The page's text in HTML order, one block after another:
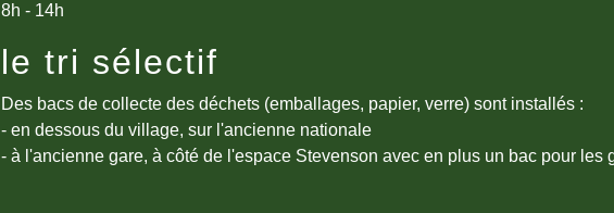
8h - 14h
le tri sélectif
Des bacs de collecte des déchets (emballages, papier, verre) sont installés :
- en dessous du village, sur l'ancienne nationale
- à l'ancienne gare, à côté de l'espace Stevenson avec en plus un bac pour les